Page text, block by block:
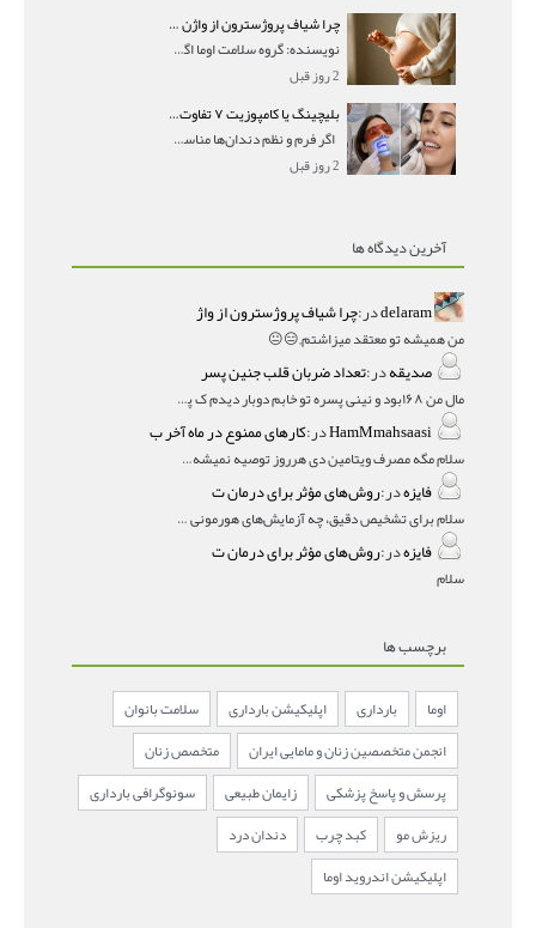
چرا شیاف پروژسترون از واژن بیرون می‌ریزد؟ میزان جذب و زمان صحیح مصرف
نویسنده: گروه سلامت اوما اگر بعد از گذاشتن شیاف پر
2 روز قبل
بلیچینگ یا کامپوزیت ۷ تفاوت مهم برای انتخاب درست
اگر فرم و نظم دندان‌ها مناسب است و مشکل
2 روز قبل
آخرین دیدگاه ها
delaramدر:چرا شیاف پروژسترون از واژ
من همیشه تو معتقد میزاشتم,,😑😐
صدیقهدر:تعداد ضربان قلب جنین پسر
مال من ۱۶۸بود و نینی پسره تو خابم دوبار دیدم ک پسره
HamMmahsaasiدر:کارهای ممنوع در ماه آخر ب
سلام مگه مصرف ویتامین دی هرروز توصیه نمیشه؟درمقاله میگه
فایزهدر:روش‌های مؤثر برای درمان ت
سلام برای تشخیص دقیق، چه آزمایش‌های هورمونی و چه سونوگر
فایزهدر:روش‌های مؤثر برای درمان ت
سلام
برچسب ها
اوما بارداری اپلیکیشن بارداری
سلامت بانوان
انجمن متخصصین زنان و مامایی ایران
متخصص زنان
پرسش و پاسخ پزشکی
زایمان طبیعی
سونوگرافی بارداری
ریزش مو
کبد چرب
دندان درد
اپلیکیشن اندروید اوما